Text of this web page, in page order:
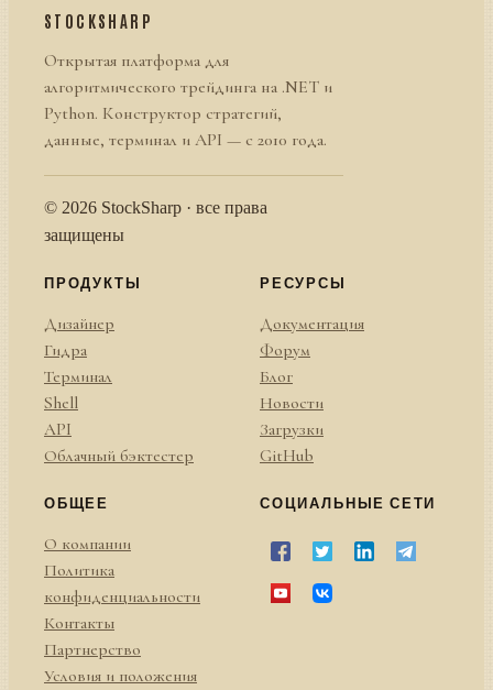
STOCKSHARP
Открытая платформа для
алгоритмического трейдинга на .NET и
Python. Конструктор стратегий,
данные, терминал и API — с 2010 года.
© 2026 StockSharp · все права
защищены
ПРОДУКТЫ
Дизайнер
Гидра
Терминал
Shell
API
Облачный бэктестер
РЕСУРСЫ
Документация
Форум
Блог
Новости
Загрузки
GitHub
ОБЩЕЕ
О компании
Политика
конфиденциальности
Контакты
Партнерство
Условия и положения
СОЦИАЛЬНЫЕ СЕТИ